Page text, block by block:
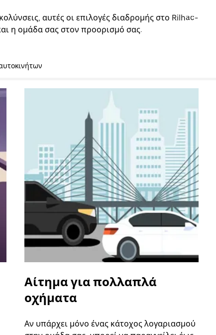
αυτές οι επιλογές διαδρομής στο Rilhac-
η ομάδα σας στον προορισμό σας.
Αίτημα για πολλαπλά
οχήματα
Αν υπάρχει μόνο ένας κάτοχος λογαριασμού